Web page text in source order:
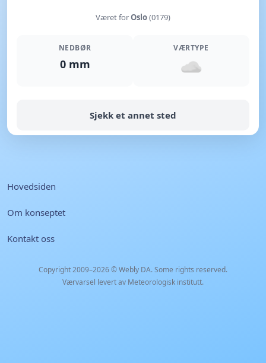
Været forOslo(0179)
NEDBØR
0 mm
VÆRTYPE
Sjekk et annet sted
Hovedsiden
Om konseptet
Kontakt oss
Copyright 2009–2026 ©Webly DA. Some rights reserved.
Værvarsel levert av Meteorologisk institutt.